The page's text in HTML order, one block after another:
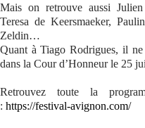
Mais on retrouve aussi
Teresa de Keersmaeker,
Zeldin…
Quant à Tiago Rodrigues, il ne
dans la Cour d’Honneur le 25
Retrouvez toute la
: https://festival-avignon.com/